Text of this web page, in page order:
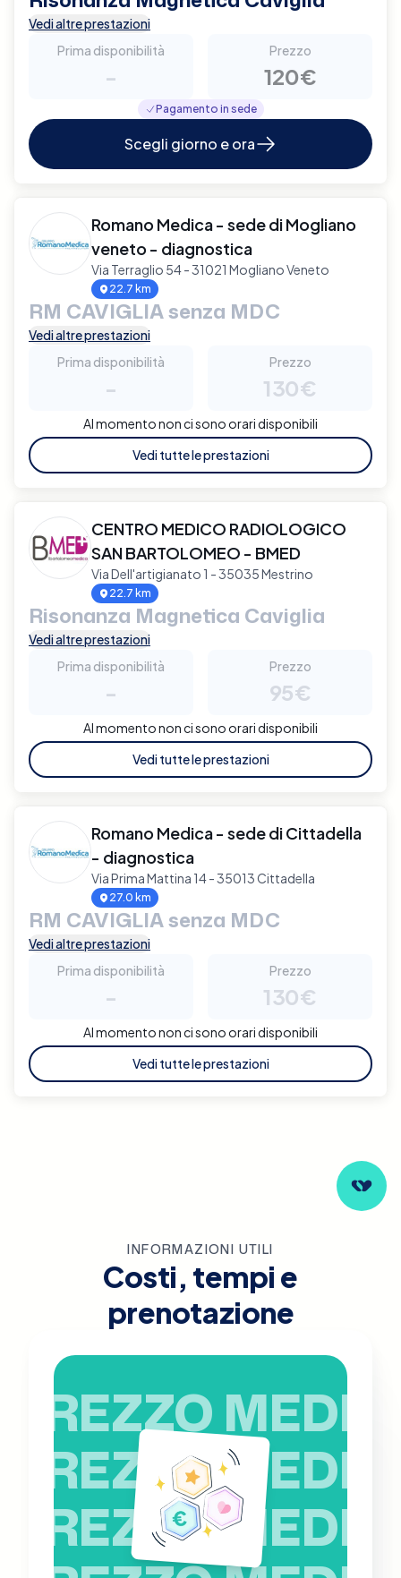
Vedi altre prestazioni
Prima disponibilità
-
Prezzo
120€
Pagamento in sede
Scegli giorno e ora
Romano Medica - sede di Mogliano
veneto - diagnostica
Via Terraglio 54 - 31021 Mogliano Veneto
22.7 km
RM CAVIGLIA senza MDC
Vedi altre prestazioni
Prima disponibilità
-
Prezzo
130€
Al momento non ci sono orari disponibili
Vedi tutte le prestazioni
CENTRO MEDICO RADIOLOGICO
SAN BARTOLOMEO - BMED
Via Dell'artigianato 1 - 35035 Mestrino
22.7 km
Risonanza Magnetica Caviglia
Vedi altre prestazioni
Prima disponibilità
-
Prezzo
95€
Al momento non ci sono orari disponibili
Vedi tutte le prestazioni
Romano Medica - sede di Cittadella
- diagnostica
Via Prima Mattina 14 - 35013 Cittadella
27.0 km
RM CAVIGLIA senza MDC
Vedi altre prestazioni
Prima disponibilità
-
Prezzo
130€
Al momento non ci sono orari disponibili
Vedi tutte le prestazioni
INFORMAZIONI UTILI
Costi, tempi e
prenotazione
PREZZO MEDIO
PREZZO MEDIO
PREZZO MEDIO